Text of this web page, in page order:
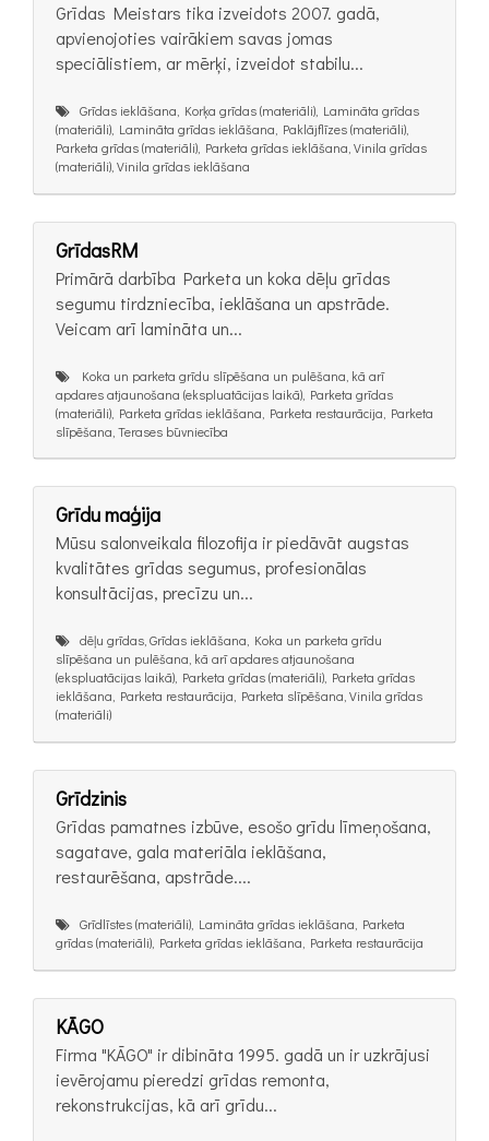
Grīdas Meistars tika izveidots 2007. gadā,
apvienojoties vairākiem savas jomas
speciālistiem, ar mērķi, izveidot stabilu...
Grīdas ieklāšana, Korķa grīdas (materiāli), Lamināta grīdas
(materiāli), Lamināta grīdas ieklāšana, Paklājflīzes (materiāli),
Parketa grīdas (materiāli), Parketa grīdas ieklāšana, Vinila grīdas
(materiāli), Vinila grīdas ieklāšana
GrīdasRM
Primārā darbība Parketa un koka dēļu grīdas
segumu tirdzniecība, ieklāšana un apstrāde.
Veicam arī lamināta un...
Koka un parketa grīdu slīpēšana un pulēšana, kā arī
apdares atjaunošana (ekspluatācijas laikā), Parketa grīdas
(materiāli), Parketa grīdas ieklāšana, Parketa restaurācija, Parketa
slīpēšana, Terases būvniecība
Grīdu maģija
Mūsu salonveikala filozofija ir piedāvāt augstas
kvalitātes grīdas segumus, profesionālas
konsultācijas, precīzu un...
dēļu grīdas, Grīdas ieklāšana, Koka un parketa grīdu
slīpēšana un pulēšana, kā arī apdares atjaunošana
(ekspluatācijas laikā), Parketa grīdas (materiāli), Parketa grīdas
ieklāšana, Parketa restaurācija, Parketa slīpēšana, Vinila grīdas
(materiāli)
Grīdzinis
Grīdas pamatnes izbūve, esošo grīdu līmeņošana,
sagatave, gala materiāla ieklāšana,
restaurēšana, apstrāde....
Grīdlīstes (materiāli), Lamināta grīdas ieklāšana, Parketa
grīdas (materiāli), Parketa grīdas ieklāšana, Parketa restaurācija
KĀGO
Firma "KĀGO" ir dibināta 1995. gadā un ir uzkrājusi
ievērojamu pieredzi grīdas remonta,
rekonstrukcijas, kā arī grīdu...